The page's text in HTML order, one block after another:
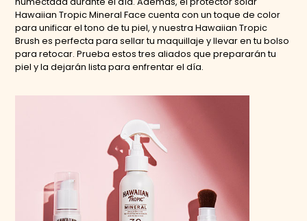
Hawaiian Tropic Mineral Face cuenta con un toque de color
para unificar el tono de tu piel, y nuestra Hawaiian Tropic
Brush es perfecta para sellar tu maquillaje y llevar en tu bolso
para retocar. Prueba estos tres aliados que prepararán tu
piel y la dejarán lista para enfrentar el día.